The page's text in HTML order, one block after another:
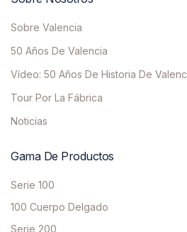
Sobre Valencia
50 Años De Valencia
Vídeo: 50 Años De Historia De
Tour Por La Fábrica
Noticias
Gama De Productos
Serie 100
100 Cuerpo Delgado
Serie 200